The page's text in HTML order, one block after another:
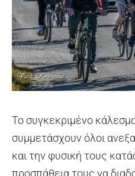
Το συγκεκριμένο
συμμετάσχουν όλοι
και την φυσική τους